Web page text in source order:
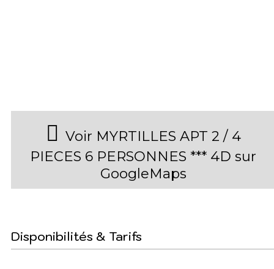
Voir MYRTILLES APT 2 / 4
PIECES 6 PERSONNES *** 4D sur
GoogleMaps
Disponibilités & Tarifs